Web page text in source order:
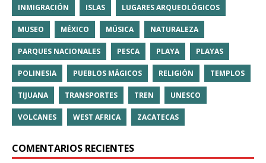
INMIGRACIÓN ISLAS LUGARES ARQUEOLÓGICOS
MUSEO MÉXICO MÚSICA NATURALEZA
PARQUES NACIONALES PESCA PLAYA PLAYAS
POLINESIA PUEBLOS MÁGICOS RELIGIÓN TEMPLOS
TIJUANA TRANSPORTES TREN UNESCO
VOLCANES WEST AFRICA ZACATECAS
COMENTARIOS RECIENTES